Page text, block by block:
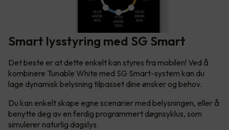
Smart lysstyring med SG Smart
Det beste er at dette enkelt kan styres fra mobilen! Ved å
kombinere Tunable White med SG Smart-system kan du
lage dynamisk belysning tilpasset dine ønsker og behov.
Du kan enkelt skape egne scenarier med belysningen, eller å
benytte deg av en ferdig programmert døgnsyklus, som
simulerer naturlig dagslys.